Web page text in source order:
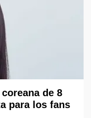
de 8
para los fans